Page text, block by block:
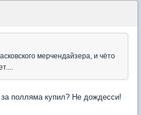
мерчендайзера, и чёто
полляма купил? Не дождесси!